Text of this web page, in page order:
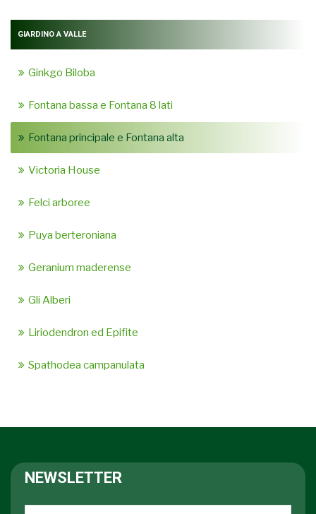
GIARDINO A VALLE
Ginkgo Biloba
Fontana bassa e Fontana 8 lati
Fontana principale e Fontana alta
Victoria House
Felci arboree
Puya berteroniana
Geranium maderense
Gli Alberi
Liriodendron ed Epifite
Spathodea campanulata
NEWSLETTER